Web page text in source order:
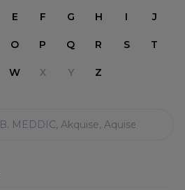
E F G H I J
O P Q R S T
W X Y Z